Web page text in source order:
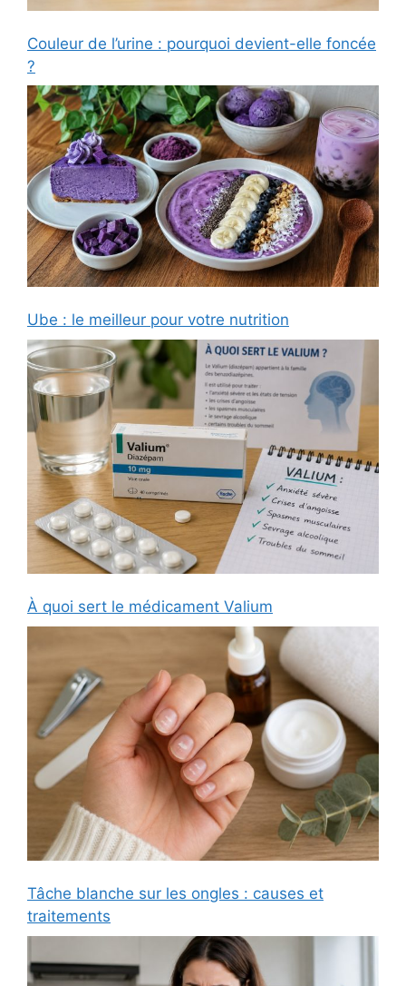
Couleur de l’urine : pourquoi devient-elle foncée
?
Ube : le meilleur pour votre nutrition
À quoi sert le médicament Valium
Tâche blanche sur les ongles : causes et
traitements